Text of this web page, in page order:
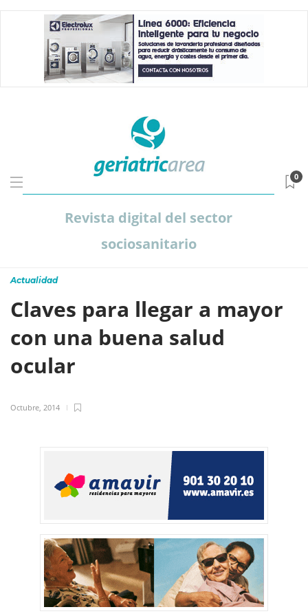
Revista digital del sector
sociosanitario
0
Actualidad
Claves para llegar a mayor
con una buena salud
ocular
Octubre, 2014